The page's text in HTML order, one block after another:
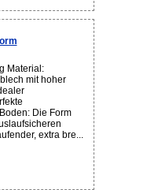
Material:
mit hoher
Die Form
extra bre...